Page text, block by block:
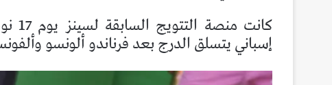
إسباني يتسلق الدرج بعد فرناندو ألونسو